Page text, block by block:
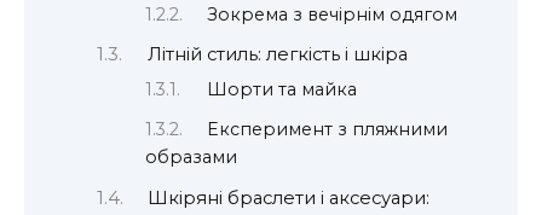
Зокрема з вечірнім одягом
Літній стиль: легкість і шкіра
Шорти та майка
Експеримент з пляжними
образами
Шкіряні браслети і аксесуари: